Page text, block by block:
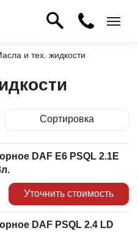
и тех. жидкости
Сортировка
по цене min
по наименованию
DAF E6 PSQL 2.1E
Уточнить стоимость
DAF PSQL 2.4 LD